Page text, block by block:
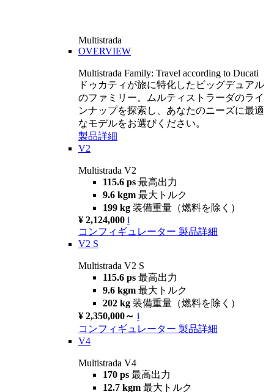
Multistrada
OVERVIEW
Multistrada Family: Travel according to Ducati
ドゥカティが旅に特化したビッグデュアル
のファミリー。ムルティストラーダのライ
ンナップを探索し、あなたのニーズに最適
なモデルをお選びください。
製品詳細
V2
Multistrada V2
115.6 ps 最高出力
9.6 kgm 最大トルク
199 kg 装備重量（燃料を除く）
¥ 2,124,000 i
コンフィギュレーター 製品詳細
V2 S
Multistrada V2 S
115.6 ps 最高出力
9.6 kgm 最大トルク
202 kg 装備重量（燃料を除く）
¥ 2,350,000～ i
コンフィギュレーター 製品詳細
V4
Multistrada V4
170 ps 最高出力
12.7 kgm 最大トルク